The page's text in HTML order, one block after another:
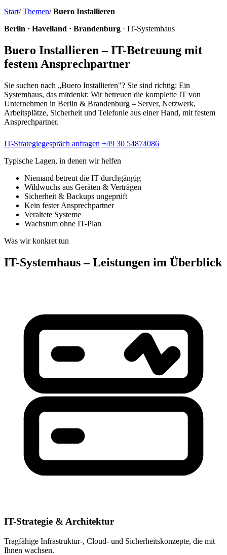
Start/ Themen/ Buero Installieren
Berlin · Havelland · Brandenburg · IT-Systemhaus
Buero Installieren – IT-Betreuung mit
festem Ansprechpartner
Sie suchen nach „Buero Installieren"? Sie sind richtig: Ein
Systemhaus, das mitdenkt: Wir betreuen die komplette IT von
Unternehmen in Berlin & Brandenburg – Server, Netzwerk,
Arbeitsplätze, Sicherheit und Telefonie aus einer Hand, mit festem
Ansprechpartner.
IT-Strategiegespräch anfragen +49 30 54874086
Typische Lagen, in denen wir helfen
Niemand betreut die IT durchgängig
Wildwuchs aus Geräten & Verträgen
Sicherheit & Backups ungeprüft
Kein fester Ansprechpartner
Veraltete Systeme
Wachstum ohne IT-Plan
Was wir konkret tun
IT-Systemhaus – Leistungen im Überblick
IT-Strategie & Architektur
Tragfähige Infrastruktur-, Cloud- und Sicherheitskonzepte, die mit
Ihnen wachsen.